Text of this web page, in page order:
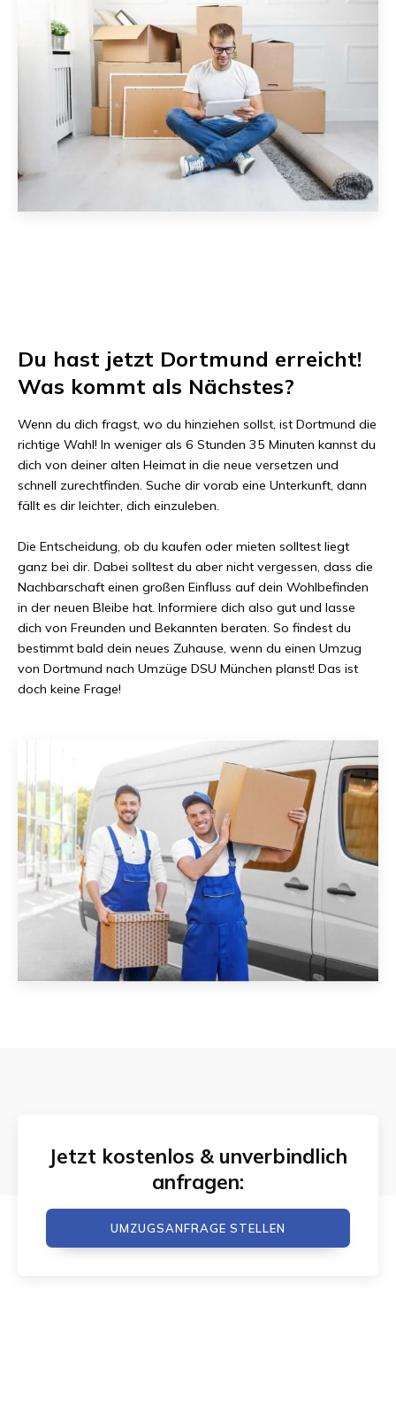
Du hast jetzt Dortmund erreicht!
Was kommt als Nächstes?
Wenn du dich fragst, wo du hinziehen sollst, ist Dortmund die
richtige Wahl! In weniger als 6 Stunden 35 Minuten kannst du
dich von deiner alten Heimat in die neue versetzen und
schnell zurechtfinden. Suche dir vorab eine Unterkunft, dann
fällt es dir leichter, dich einzuleben.
Die Entscheidung, ob du kaufen oder mieten solltest liegt
ganz bei dir. Dabei solltest du aber nicht vergessen, dass die
Nachbarschaft einen großen Einfluss auf dein Wohlbefinden
in der neuen Bleibe hat. Informiere dich also gut und lasse
dich von Freunden und Bekannten beraten. So findest du
bestimmt bald dein neues Zuhause, wenn du einen Umzug
von Dortmund nach Umzüge DSU München planst! Das ist
doch keine Frage!
Jetzt kostenlos & unverbindlich
anfragen:
UMZUGSANFRAGE STELLEN